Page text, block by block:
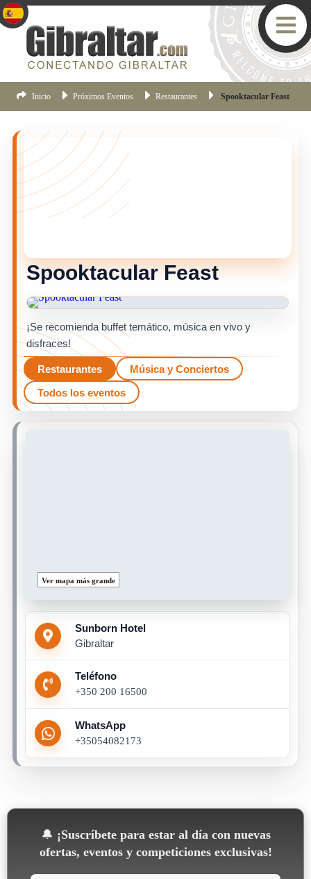
Inicio Próximos Eventos Restaurantes Spooktacular Feast
Ver mapa más grande
Sunborn Hotel
Gibraltar
Teléfono
+350 200 16500
WhatsApp
+35054082173
¡TE LO PERDISTE!
Este evento ya no esta vigente, pero hay muchas mas
Spooktacular Feast
¡Se recomienda buffet temático, música en vivo y
disfraces!
Restaurantes
Música y Conciertos
Todos los eventos
🔔 ¡Suscríbete para estar al día con nuevas
ofertas, eventos y competiciones exclusivas!